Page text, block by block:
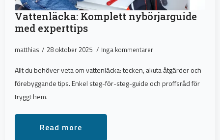
Vattenläcka: Komplett nybörjarguide
med experttips
matthias 28 oktober 2025 Inga kommentarer
Allt du behöver veta om vattenläcka: tecken, akuta åtgärder och
förebyggande tips. Enkel steg-för-steg-guide och proffsråd för
tryggt hem.
Read more